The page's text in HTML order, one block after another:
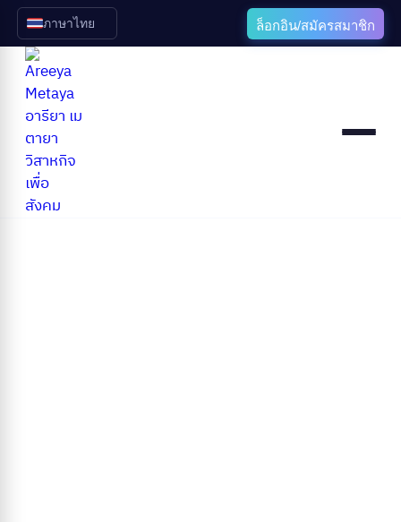
ภาษาไทย ล็อกอิน/สมัครสมาชิก